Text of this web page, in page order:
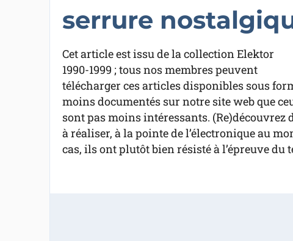
serrure
Cet article est issu de la collection Elektor
1990-1999 ; tous nos membres peuvent
télécharger ces articles disponibles sous
moins documentés sur notre site web que
sont pas moins intéressants.
à réaliser, à la pointe de l’électronique au
cas, ils ont plutôt bien résisté à l’épreuve du